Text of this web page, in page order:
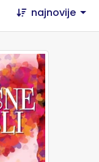
najnovije